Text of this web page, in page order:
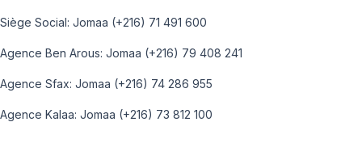
Siège Social: Jomaa (+216) 71 491 600
Agence Ben Arous: Jomaa (+216) 79 408 241
Agence Sfax: Jomaa (+216) 74 286 955
Agence Kalaa: Jomaa (+216) 73 812 100